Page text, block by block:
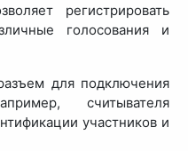
регистрировать
голосования и
для подключения
считывателя
участников и